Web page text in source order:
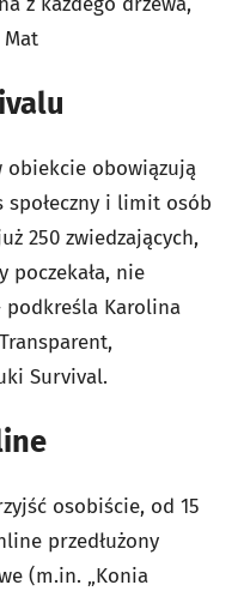
obiekcie obowiązują
społeczny i limit osób
250 zwiedzających,
poczekała, nie
podkreśla Karolina
Survival.
osobiście, od 15
przedłużony
(m.in. „Konia